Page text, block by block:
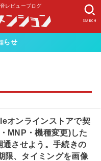
レビューブログ
SEARCH
らせ
オンラインストアで契
MNP・機種変更)した
通させよう。手続きの
限、タイミングを画像